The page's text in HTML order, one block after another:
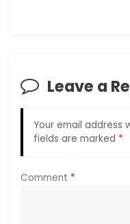
a
i
o
Leave a
Your email address
fields are marked *
Comment *